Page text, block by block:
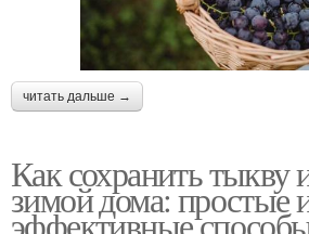
читать дальше →
Как сохранить тыкву
зимой дома: простые